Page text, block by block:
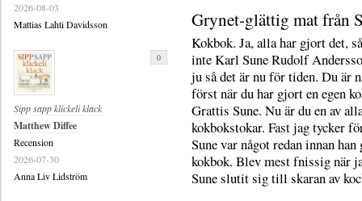
Grynet-glättig mat från
Kokbok. Ja, alla har gjort det,
inte Karl Sune Rudolf
ju så det är nu för tiden. Du är
först när du har gjort en egen
Grattis Sune. Nu är du en av
kokbokstokar. Fast jag tycker
Sune var något redan innan han
kokbok. Blev mest fnissig när
Sune slutit sig till skaran av
2026-08-03
Mattias Lahti Davidsson
Sipp sapp klickeli klack
Matthew Diffee
Recension
2026-07-30
Anna Liv Lidström
0